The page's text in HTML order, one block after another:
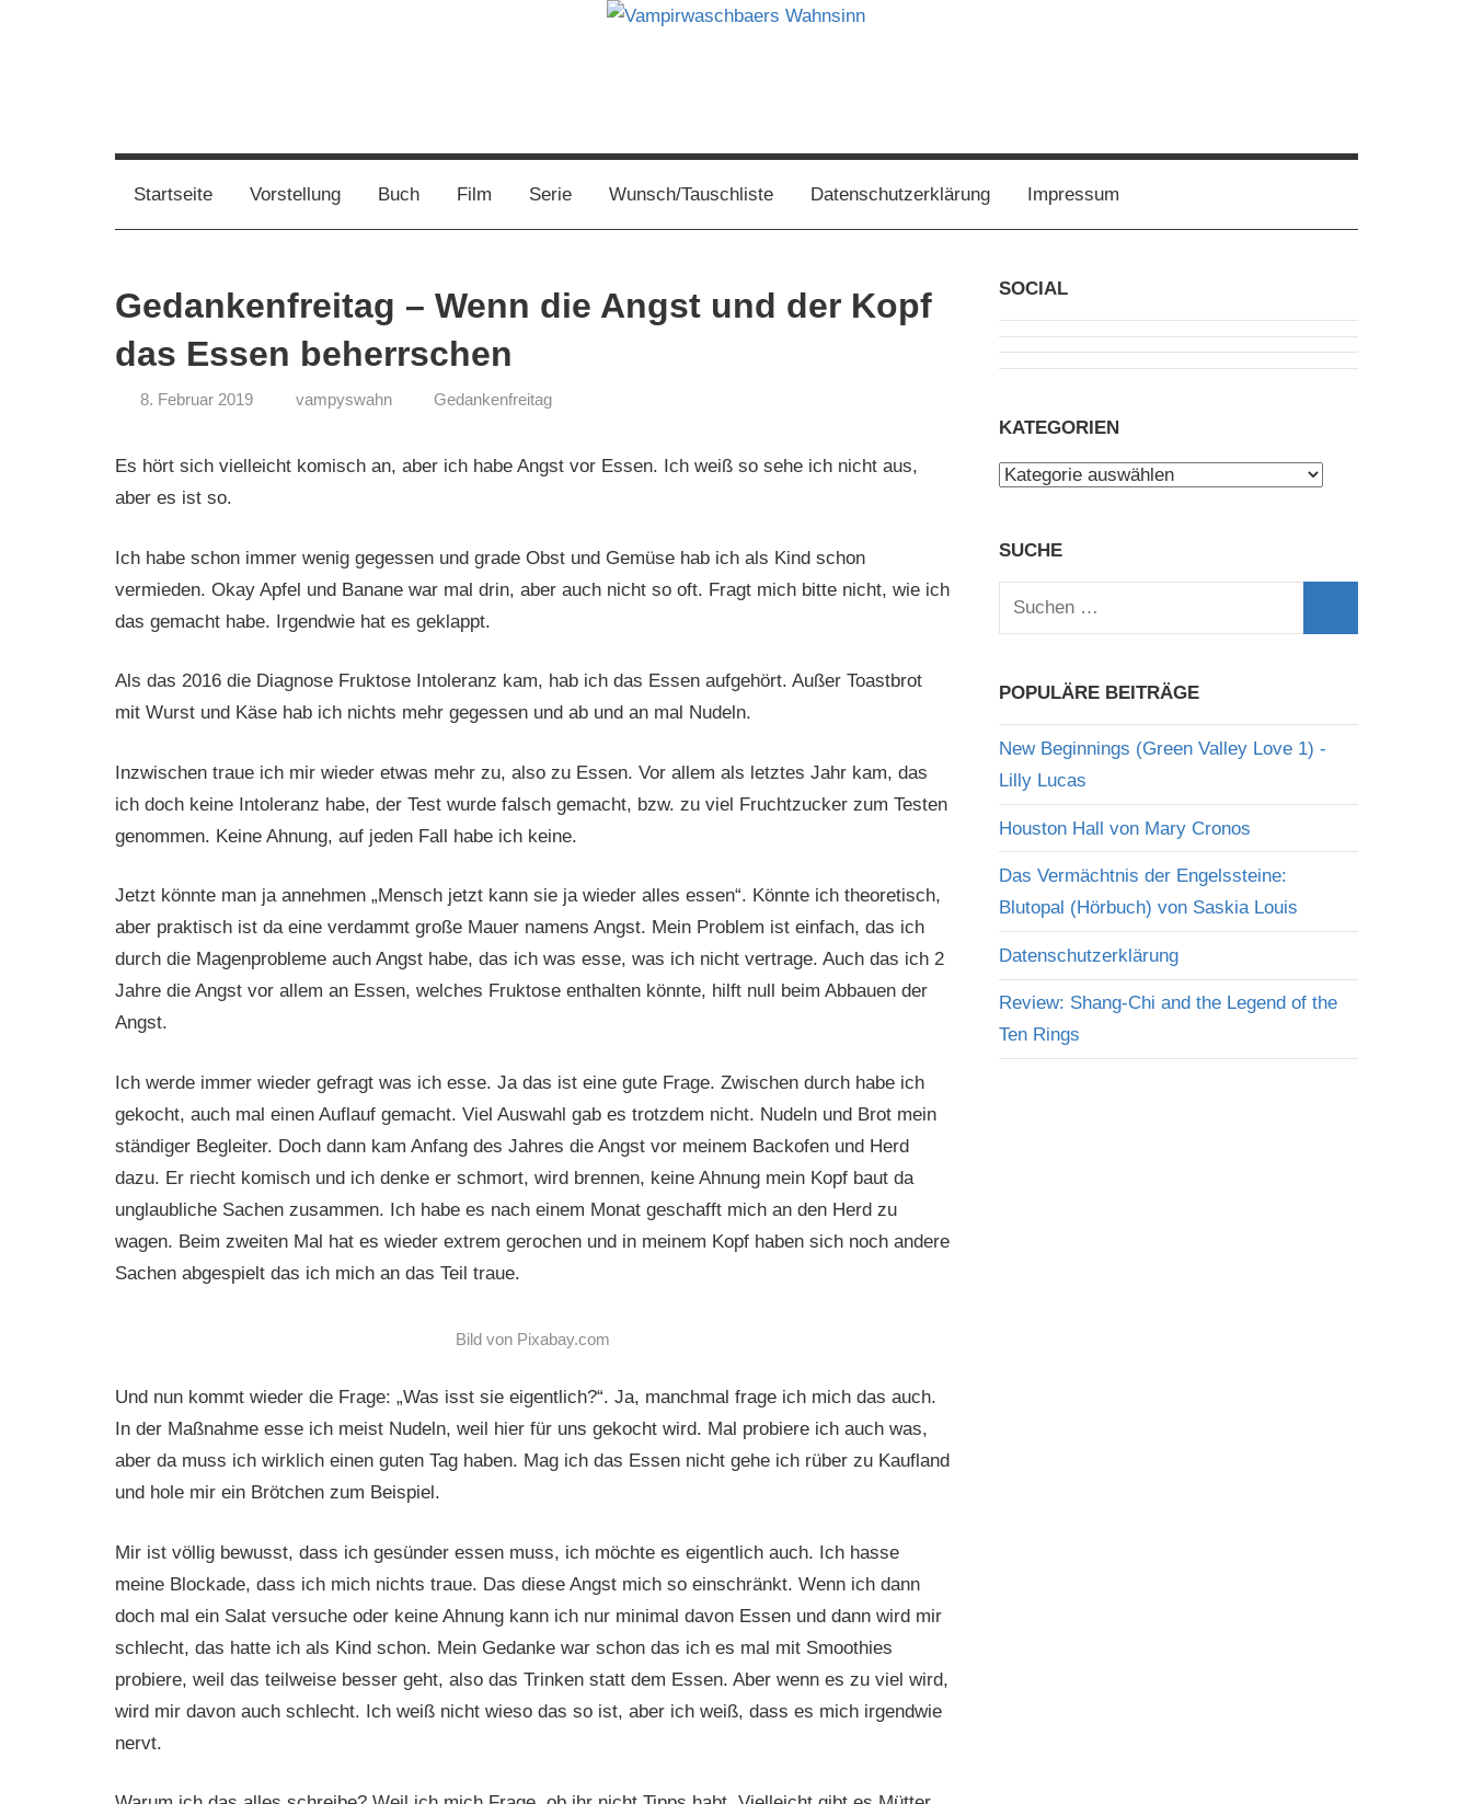
Vampirwaschbaers
Wahnsinn
Bücher,
Events,
Leben
mein
Startseite Vorstellung Buch Film Serie Wunsch/Tauschliste Datenschutzerklärung Impressum
Gedankenfreitag – Wenn die Angst und der Kopf
das Essen beherrschen
8. Februar 2019 vampyswahn Gedankenfreitag
Es hört sich vielleicht komisch an, aber ich habe Angst vor Essen. Ich weiß so sehe ich nicht aus,
aber es ist so.
Ich habe schon immer wenig gegessen und grade Obst und Gemüse hab ich als Kind schon
vermieden. Okay Apfel und Banane war mal drin, aber auch nicht so oft. Fragt mich bitte nicht, wie ich
das gemacht habe. Irgendwie hat es geklappt.
Als das 2016 die Diagnose Fruktose Intoleranz kam, hab ich das Essen aufgehört. Außer Toastbrot
mit Wurst und Käse hab ich nichts mehr gegessen und ab und an mal Nudeln.
Inzwischen traue ich mir wieder etwas mehr zu, also zu Essen. Vor allem als letztes Jahr kam, das
ich doch keine Intoleranz habe, der Test wurde falsch gemacht, bzw. zu viel Fruchtzucker zum Testen
genommen. Keine Ahnung, auf jeden Fall habe ich keine.
Jetzt könnte man ja annehmen „Mensch jetzt kann sie ja wieder alles essen“. Könnte ich theoretisch,
aber praktisch ist da eine verdammt große Mauer namens Angst. Mein Problem ist einfach, das ich
durch die Magenprobleme auch Angst habe, das ich was esse, was ich nicht vertrage. Auch das ich 2
Jahre die Angst vor allem an Essen, welches Fruktose enthalten könnte, hilft null beim Abbauen der
Angst.
Ich werde immer wieder gefragt was ich esse. Ja das ist eine gute Frage. Zwischen durch habe ich
gekocht, auch mal einen Auflauf gemacht. Viel Auswahl gab es trotzdem nicht. Nudeln und Brot mein
ständiger Begleiter. Doch dann kam Anfang des Jahres die Angst vor meinem Backofen und Herd
dazu. Er riecht komisch und ich denke er schmort, wird brennen, keine Ahnung mein Kopf baut da
unglaubliche Sachen zusammen. Ich habe es nach einem Monat geschafft mich an den Herd zu
wagen. Beim zweiten Mal hat es wieder extrem gerochen und in meinem Kopf haben sich noch andere
Sachen abgespielt das ich mich an das Teil traue.
Bild von Pixabay.com
Und nun kommt wieder die Frage: „Was isst sie eigentlich?“. Ja, manchmal frage ich mich das auch.
In der Maßnahme esse ich meist Nudeln, weil hier für uns gekocht wird. Mal probiere ich auch was,
aber da muss ich wirklich einen guten Tag haben. Mag ich das Essen nicht gehe ich rüber zu Kaufland
und hole mir ein Brötchen zum Beispiel.
Mir ist völlig bewusst, dass ich gesünder essen muss, ich möchte es eigentlich auch. Ich hasse
meine Blockade, dass ich mich nichts traue. Das diese Angst mich so einschränkt. Wenn ich dann
doch mal ein Salat versuche oder keine Ahnung kann ich nur minimal davon Essen und dann wird mir
schlecht, das hatte ich als Kind schon. Mein Gedanke war schon das ich es mal mit Smoothies
probiere, weil das teilweise besser geht, also das Trinken statt dem Essen. Aber wenn es zu viel wird,
wird mir davon auch schlecht. Ich weiß nicht wieso das so ist, aber ich weiß, dass es mich irgendwie
nervt.
SOCIAL
KATEGORIEN
Kategorien
SUCHE
Suchen
POPULÄRE BEITRÄGE
New Beginnings (Green Valley Love 1) -
Lilly Lucas
Houston Hall von Mary Cronos
Das Vermächtnis der Engelssteine:
Blutopal (Hörbuch) von Saskia Louis
Datenschutzerklärung
Review: Shang-Chi and the Legend of the
Ten Rings